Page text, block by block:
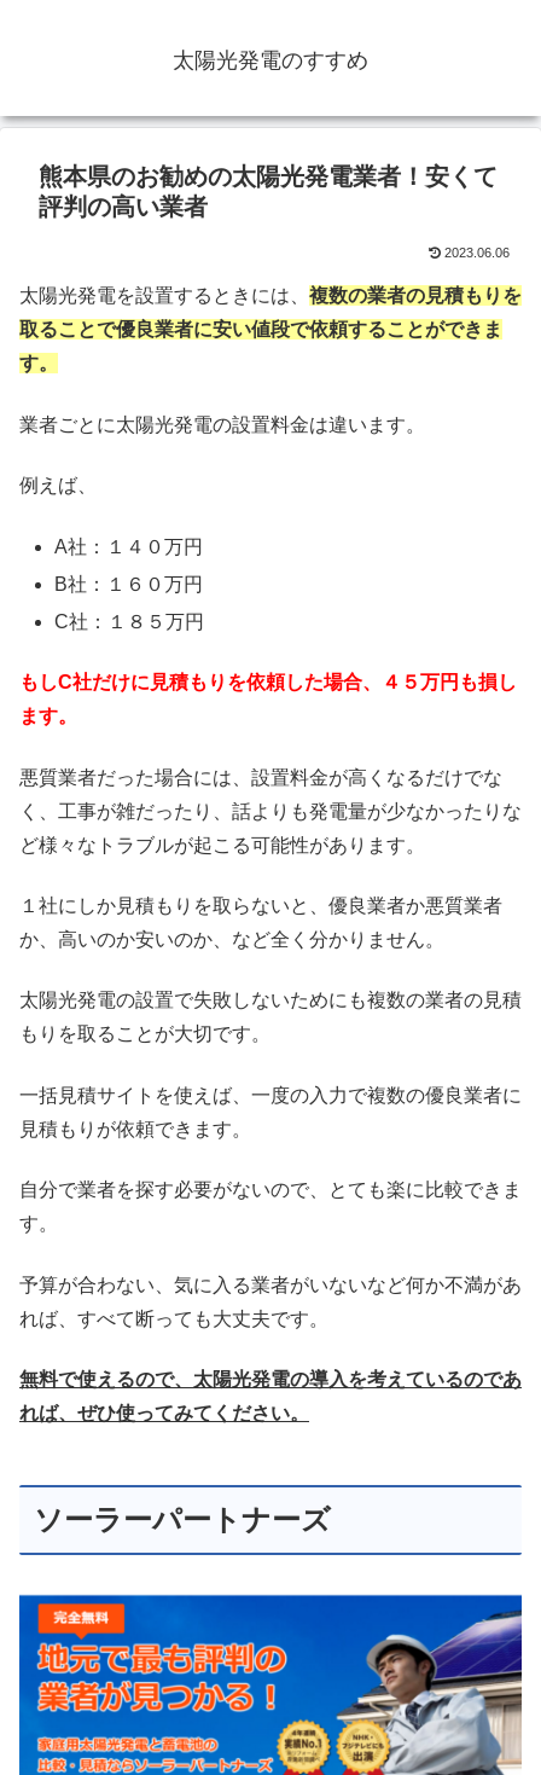
太陽光発電のすすめ
熊本県のお勧めの太陽光発電業者！安くて
評判の高い業者
2023.06.06
太陽光発電を設置するときには、 複数の業者の見積もりを
取ることで優良業者に安い値段で依頼することができま
す。
業者ごとに太陽光発電の設置料金は違います。
例えば、
A社：１４０万円
B社：１６０万円
C社：１８５万円
もしC社だけに見積もりを依頼した場合、４５万円も損し
ます。
悪質業者だった場合には、設置料金が高くなるだけでな
く、工事が雑だったり、話よりも発電量が少なかったりな
ど様々なトラブルが起こる可能性があります。
１社にしか見積もりを取らないと、優良業者か悪質業者
か、高いのか安いのか、など全く分かりません。
太陽光発電の設置で失敗しないためにも複数の業者の見積
もりを取ることが大切です。
一括見積サイトを使えば、一度の入力で複数の優良業者に
見積もりが依頼できます。
自分で業者を探す必要がないので、とても楽に比較できま
す。
予算が合わない、気に入る業者がいないなど何か不満があ
れば、すべて断っても大丈夫です。
無料で使えるので、太陽光発電の導入を考えているのであ
れば、ぜひ使ってみてください。
ソーラーパートナーズ